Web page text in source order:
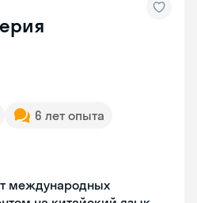
6 лет опыта
международных